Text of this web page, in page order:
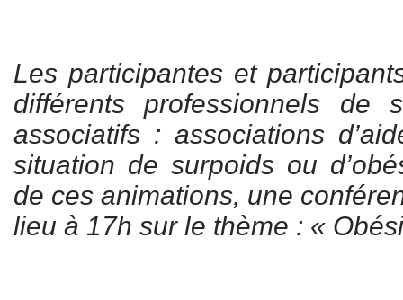
Les participantes et
différents professionnels de
associatifs : associations
situation de surpoids ou
de ces animations, une
lieu à 17h sur le thème : «